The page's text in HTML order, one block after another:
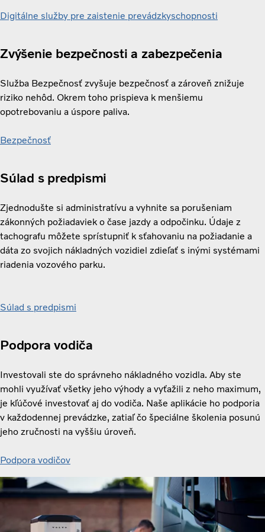
Digitálne služby pre zaistenie prevádzkyschopnosti
Zvýšenie bezpečnosti a zabezpečenia
Služba Bezpečnosť zvyšuje bezpečnosť a zároveň znižuje
riziko nehôd. Okrem toho prispieva k menšiemu
opotrebovaniu a úspore paliva.
Bezpečnosť
Súlad s predpismi
Zjednodušte si administratívu a vyhnite sa porušeniam
zákonných požiadaviek o čase jazdy a odpočinku. Údaje z
tachografu môžete sprístupniť k sťahovaniu na požiadanie a
dáta zo svojich nákladných vozidiel zdieľať s inými systémami
riadenia vozového parku.
Súlad s predpismi
Podpora vodiča
Investovali ste do správneho nákladného vozidla. Aby ste
mohli využívať všetky jeho výhody a vyťažili z neho maximum,
je kľúčové investovať aj do vodiča. Naše aplikácie ho podporia
v každodennej prevádzke, zatiaľ čo špeciálne školenia posunú
jeho zručnosti na vyššiu úroveň.
Podpora vodičov